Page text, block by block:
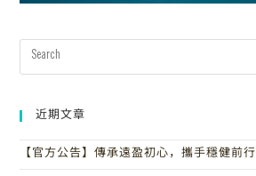
近期文章
【官方公告】傳承遠盈初心，攜手穩健前行